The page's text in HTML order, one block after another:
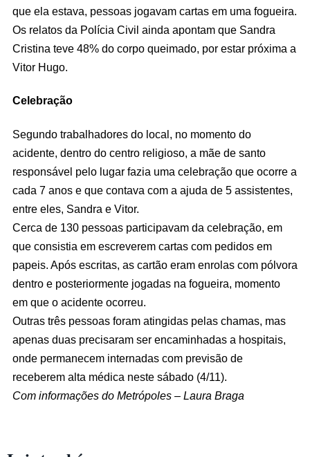
que ela estava, pessoas jogavam cartas em uma fogueira.
Os relatos da Polícia Civil ainda apontam que Sandra
Cristina teve 48% do corpo queimado, por estar próxima a
Vitor Hugo.
Celebração
Segundo trabalhadores do local, no momento do
acidente, dentro do centro religioso, a mãe de santo
responsável pelo lugar fazia uma celebração que ocorre a
cada 7 anos e que contava com a ajuda de 5 assistentes,
entre eles, Sandra e Vitor.
Cerca de 130 pessoas participavam da celebração, em
que consistia em escreverem cartas com pedidos em
papeis. Após escritas, as cartão eram enrolas com pólvora
dentro e posteriormente jogadas na fogueira, momento
em que o acidente ocorreu.
Outras três pessoas foram atingidas pelas chamas, mas
apenas duas precisaram ser encaminhadas a hospitais,
onde permanecem internadas com previsão de
receberem alta médica neste sábado (4/11).
Com informações do Metrópoles – Laura Braga